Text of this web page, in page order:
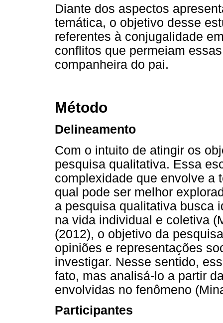
Diante dos aspectos
temática, o objetivo desse
referentes à conjugalidade
conflitos que permeiam
companheira do pai.
Método
Delineamento
Com o intuito de atingir os
pesquisa qualitativa. Essa
complexidade que envolve a
qual pode ser melhor
a pesquisa qualitativa busca
na vida individual e coletiva
(2012), o objetivo da
opiniões e representações
investigar. Nesse sentido,
fato, mas analisá-lo a partir
envolvidas no fenômeno
Participantes